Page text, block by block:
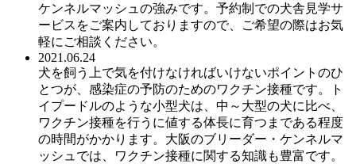
ケンネルマッシュの強みです。予約制での犬舎見学サ
ービスをご案内しておりますので、ご希望の際はお気
軽にご相談ください。
2021.06.24
犬を飼う上で気を付けなければいけないポイントのひ
とつが、感染症の予防のためのワクチン接種です。ト
イプードルのような小型犬は、中～大型の犬に比べ、
ワクチン接種を行うに値する体長に育つまである程度
の時間がかかります。大阪のブリーダー・ケンネルマ
ッシュでは、ワクチン接種に関する知識も豊富です。